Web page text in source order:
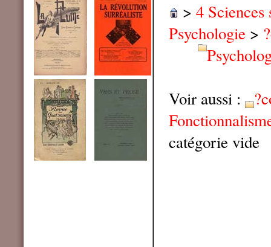
> 4 Sciences
Psychologie >
Voir aussi :
catégorie vide